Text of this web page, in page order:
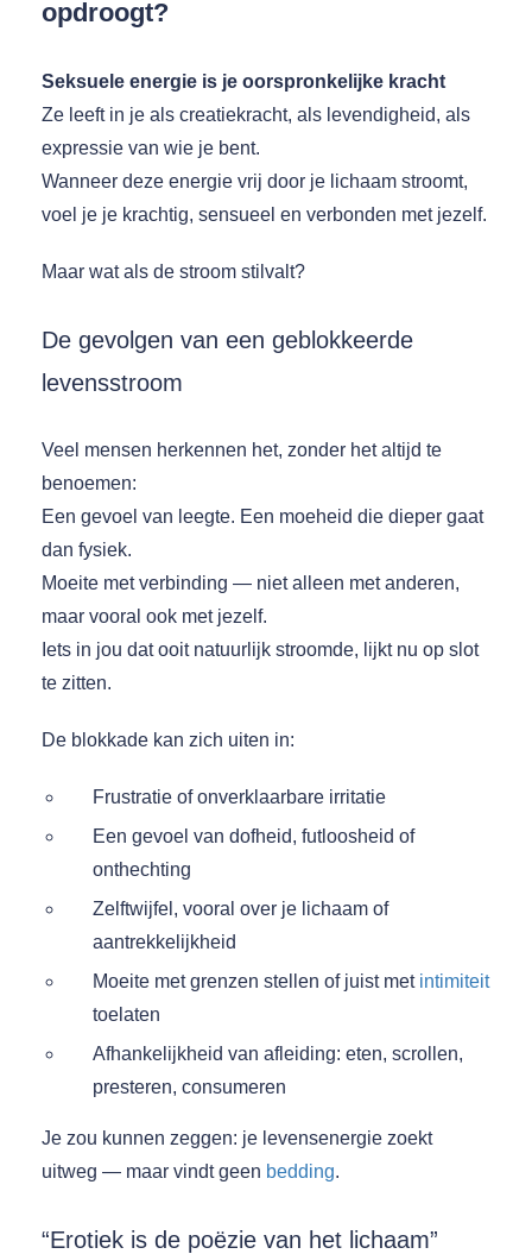
opdroogt?
Seksuele energie is je oorspronkelijke kracht
Ze leeft in je als creatiekracht, als levendigheid, als
expressie van wie je bent.
Wanneer deze energie vrij door je lichaam stroomt,
voel je je krachtig, sensueel en verbonden met jezelf.
Maar wat als de stroom stilvalt?
De gevolgen van een geblokkeerde
levensstroom
Veel mensen herkennen het, zonder het altijd te
benoemen:
Een gevoel van leegte. Een moeheid die dieper gaat
dan fysiek.
Moeite met verbinding — niet alleen met anderen,
maar vooral ook met jezelf.
Iets in jou dat ooit natuurlijk stroomde, lijkt nu op slot
te zitten.
De blokkade kan zich uiten in:
Frustratie of onverklaarbare irritatie
Een gevoel van dofheid, futloosheid of
onthechting
Zelftwijfel, vooral over je lichaam of
aantrekkelijkheid
Moeite met grenzen stellen of juist met intimiteit
toelaten
Afhankelijkheid van afleiding: eten, scrollen,
presteren, consumeren
Je zou kunnen zeggen: je levensenergie zoekt
uitweg — maar vindt geen bedding.
“Erotiek is de poëzie van het lichaam”